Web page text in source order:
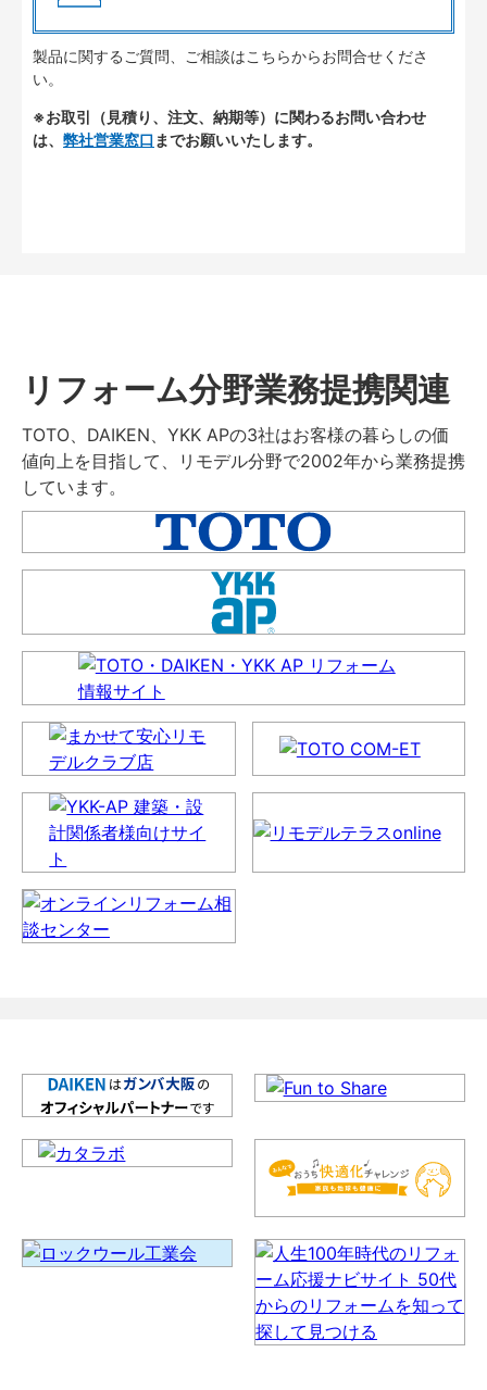
製品に関するご質問、ご相談はこちらからお問合せくださ
い。
※お取引（見積り、注文、納期等）に関わるお問い合わせ
は、 弊社営業窓口 までお願いいたします。
リフォーム分野業務提携関連
TOTO、DAIKEN、YKK APの3社はお客様の暮らしの価
値向上を目指して、リモデル分野で2002年から業務提携
しています。